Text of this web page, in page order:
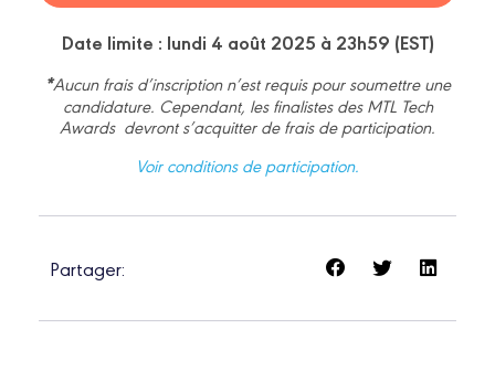
Date limite : lundi 4 août 2025 à 23h59 (EST)
*Aucun frais d’inscription n’est requis pour soumettre une
candidature. Cependant, les finalistes des MTL Tech
Awards devront s’acquitter de frais de participation.
Voir conditions de participation.
Partager: